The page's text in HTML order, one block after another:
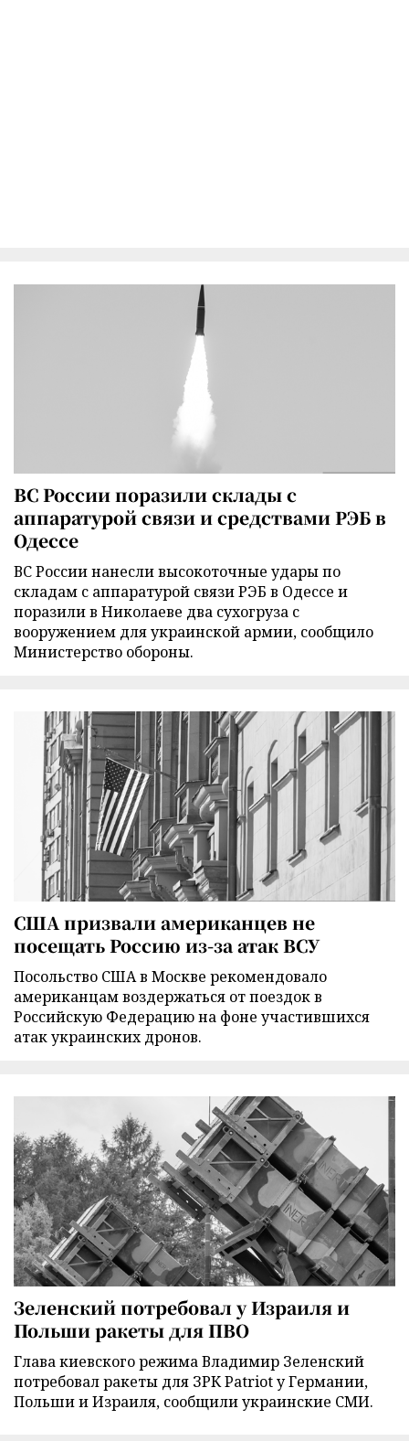
ВС России поразили склады с
аппаратурой связи и средствами РЭБ в
Одессе
ВС России нанесли высокоточные удары по
складам с аппаратурой связи РЭБ в Одессе и
поразили в Николаеве два сухогруза с
вооружением для украинской армии, сообщило
Министерство обороны.
США призвали американцев не
посещать Россию из-за атак ВСУ
Посольство США в Москве рекомендовало
американцам воздержаться от поездок в
Российскую Федерацию на фоне участившихся
атак украинских дронов.
Зеленский потребовал у Израиля и
Польши ракеты для ПВО
Глава киевского режима Владимир Зеленский
потребовал ракеты для ЗРК Patriot у Германии,
Польши и Израиля, сообщили украинские СМИ.